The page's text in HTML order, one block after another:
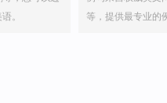
。
等，提供最专业的